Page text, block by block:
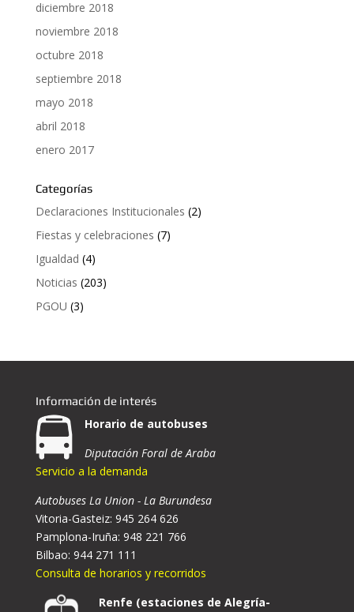
diciembre 2018
noviembre 2018
octubre 2018
septiembre 2018
mayo 2018
abril 2018
enero 2017
Categorías
Declaraciones Institucionales (2)
Fiestas y celebraciones (7)
Igualdad (4)
Noticias (203)
PGOU (3)
Información de interés
Horario de autobuses
Diputación Foral de Araba
Servicio a la demanda
Autobuses La Union - La Burundesa
Vitoria-Gasteiz: 945 264 626
Pamplona-Iruña: 948 221 766
Bilbao: 944 271 111
Consulta de horarios y recorridos
Renfe (estaciones de Alegría-